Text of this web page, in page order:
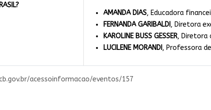
AMANDA DIAS, Educadora
FERNANDA GARIBALDI , Diretora
KAROLINE BUSS GESSER, Diretora
LUCILENE MORANDI , Professora
acessoinformacao/eventos/157